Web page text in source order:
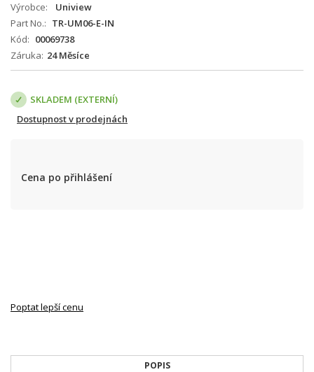
Výrobce
Uniview
Part No.
TR-UM06-E-IN
Kód
00069738
Záruka 24 Měsíce
SKLADEM (EXTERNÍ)
Dostupnost v prodejnách
Cena po přihlášení
Poptat lepší cenu
POPIS